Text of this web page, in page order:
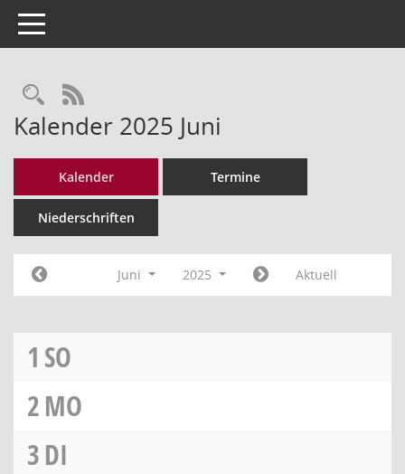
Toggle navigation
Rechercheauswahl
RSS-Feed
Kalender 2025 Juni
Kalender Termine
Niederschriften
Juni 2025 Aktuell
1 SO
2MO
3DI